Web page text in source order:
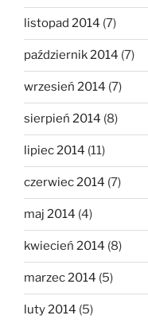
listopad 2014 (7)
październik 2014 (7)
wrzesień 2014 (7)
sierpień 2014 (8)
lipiec 2014 (11)
czerwiec 2014 (7)
maj 2014 (4)
kwiecień 2014 (8)
marzec 2014 (5)
luty 2014 (5)